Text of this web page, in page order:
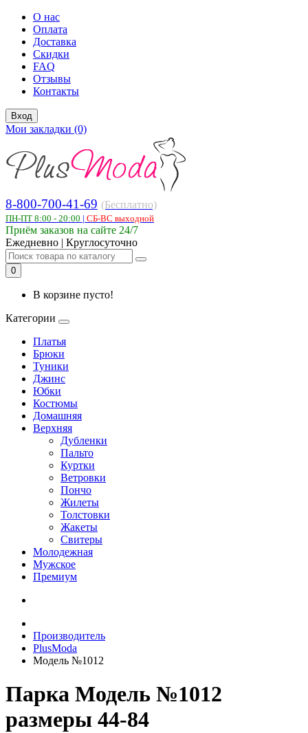
О нас
Оплата
Доставка
Скидки
FAQ
Отзывы
Контакты
Вход
Мои закладки (0)
8-800-700-41-69 (Бесплатно)
ПН-ПТ 8:00 - 20:00 | СБ-ВС выходной
Приём заказов на сайте 24/7
Ежедневно | Круглосуточно
0
В корзине пусто!
Категории
Платья
Брюки
Туники
Джинс
Юбки
Костюмы
Домашняя
Верхняя
Дубленки
Пальто
Куртки
Ветровки
Пончо
Жилеты
Толстовки
Жакеты
Свитеры
Молодежная
Мужское
Премиум
Производитель
PlusModa
Модель №1012
Парка Модель №1012
размеры 44-84